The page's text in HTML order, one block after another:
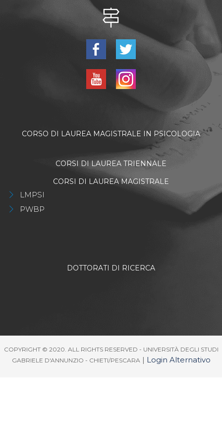
CORSO DI LAUREA MAGISTRALE IN PSICOLOGIA
CORSI DI LAUREA TRIENNALE
CORSI DI LAUREA MAGISTRALE
LMPSI
PWBP
DOTTORATI DI RICERCA
COPYRIGHT © 2020. ALL RIGHTS RESERVED - UNIVERSITÀ DEGLI STUDI
GABRIELE D'ANNUNZIO - CHIETI/PESCARA| Login Alternativo